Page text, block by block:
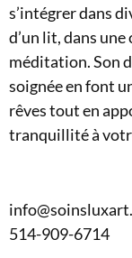
s’intégrer dans
d’un lit, dans une
méditation. Son
soignée en font
rêves tout en
tranquillité à
514-909-6714